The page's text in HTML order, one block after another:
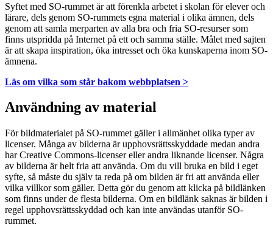
Syftet med SO-rummet är att förenkla arbetet i skolan för elever och
lärare, dels genom SO-rummets egna material i olika ämnen, dels
genom att samla merparten av alla bra och fria SO-resurser som
finns utspridda på Internet på ett och samma ställe. Målet med sajten
är att skapa inspiration, öka intresset och öka kunskaperna inom SO-
ämnena.
Läs om vilka som står bakom webbplatsen >
Användning av material
För bildmaterialet på SO-rummet gäller i allmänhet olika typer av
licenser. Många av bilderna är upphovsrättsskyddade medan andra
har Creative Commons-licenser eller andra liknande licenser. Några
av bilderna är helt fria att använda. Om du vill bruka en bild i eget
syfte, så måste du själv ta reda på om bilden är fri att använda eller
vilka villkor som gäller. Detta gör du genom att klicka på bildlänken
som finns under de flesta bilderna. Om en bildlänk saknas är bilden i
regel upphovsrättsskyddad och kan inte användas utanför SO-
rummet.